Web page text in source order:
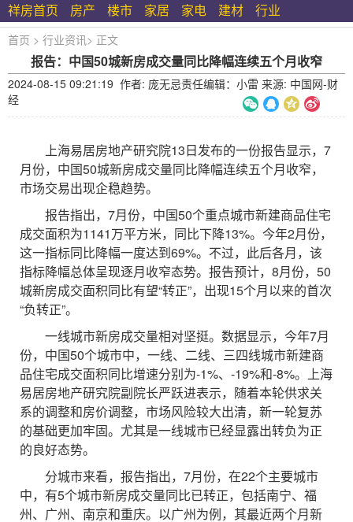
祥房首页 房产 楼市 家居 家电 建材 行业
首页 > 行业资讯> 正文
报告：中国50城新房成交量同比降幅连续五个月收窄
2024-08-15 09:21:19 作者: 庞无忌责任编辑：小雷 来源: 中国网-财
经
上海易居房地产研究院13日发布的一份报告显示，7
月份，中国50城新房成交量同比降幅连续五个月收窄，
市场交易出现企稳趋势。
报告指出，7月份，中国50个重点城市新建商品住宅
成交面积为1141万平方米，同比下降13%。今年2月份，
这一指标同比降幅一度达到69%。不过，此后各月，该
指标降幅总体呈现逐月收窄态势。报告预计，8月份，50
城新房成交面积同比有望“转正”，出现15个月以来的首次
“负转正”。
一线城市新房成交量相对坚挺。数据显示，今年7月
份，中国50个城市中，一线、二线、三四线城市新建商
品住宅成交面积同比增速分别为-1%、-19%和-8%。上海
易居房地产研究院副院长严跃进表示，随着本轮供求关
系的调整和房价调整，市场风险较大出清，新一轮复苏
的基础更加牢固。尤其是一线城市已经显露出转负为正
的良好态势。
分城市来看，报告指出，7月份，在22个主要城市
中，有5个城市新房成交量同比已转正，包括南宁、福
州、广州、南京和重庆。以广州为例，其最近两个月新